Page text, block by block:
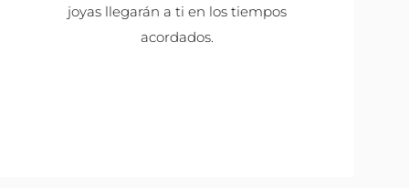
joyas llegarán a ti en los tiempos
acordados.